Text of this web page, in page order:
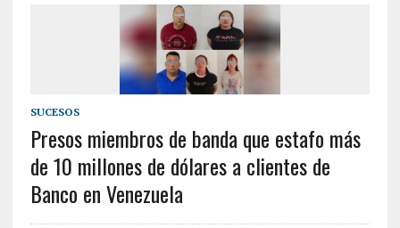
SUCESOS
Presos miembros de banda que estafo más
de 10 millones de dólares a clientes de
Banco en Venezuela